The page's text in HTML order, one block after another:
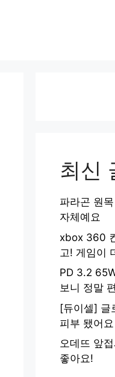
최신
파라곤 원
자체예요
xbox 360
고! 게임이
PD 3.2
보니 정말
[듀이셀] 글
피부 됐어요
오데뜨 앞
좋아요!